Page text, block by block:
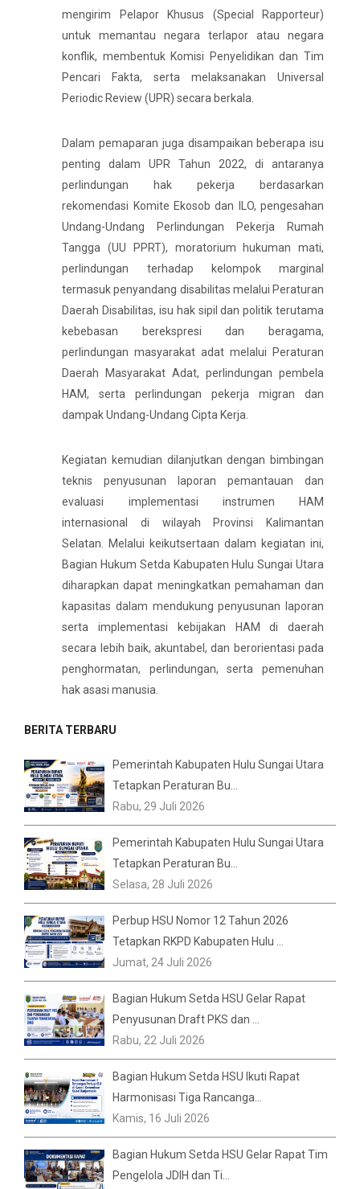
mengirim Pelapor Khusus (Special Rapporteur)
untuk memantau negara terlapor atau negara
konflik, membentuk Komisi Penyelidikan dan Tim
Pencari Fakta, serta melaksanakan Universal
Periodic Review (UPR) secara berkala.
Dalam pemaparan juga disampaikan beberapa isu
penting dalam UPR Tahun 2022, di antaranya
perlindungan hak pekerja berdasarkan
rekomendasi Komite Ekosob dan ILO, pengesahan
Undang-Undang Perlindungan Pekerja Rumah
Tangga (UU PPRT), moratorium hukuman mati,
perlindungan terhadap kelompok marginal
termasuk penyandang disabilitas melalui Peraturan
Daerah Disabilitas, isu hak sipil dan politik terutama
kebebasan berekspresi dan beragama,
perlindungan masyarakat adat melalui Peraturan
Daerah Masyarakat Adat, perlindungan pembela
HAM, serta perlindungan pekerja migran dan
dampak Undang-Undang Cipta Kerja.
Kegiatan kemudian dilanjutkan dengan bimbingan
teknis penyusunan laporan pemantauan dan
evaluasi implementasi instrumen HAM
internasional di wilayah Provinsi Kalimantan
Selatan. Melalui keikutsertaan dalam kegiatan ini,
Bagian Hukum Setda Kabupaten Hulu Sungai Utara
diharapkan dapat meningkatkan pemahaman dan
kapasitas dalam mendukung penyusunan laporan
serta implementasi kebijakan HAM di daerah
secara lebih baik, akuntabel, dan berorientasi pada
penghormatan, perlindungan, serta pemenuhan
hak asasi manusia.
BERITA TERBARU
Pemerintah Kabupaten Hulu Sungai Utara
Tetapkan Peraturan Bu...
Rabu, 29 Juli 2026
Pemerintah Kabupaten Hulu Sungai Utara
Tetapkan Peraturan Bu...
Selasa, 28 Juli 2026
Perbup HSU Nomor 12 Tahun 2026
Tetapkan RKPD Kabupaten Hulu ...
Jumat, 24 Juli 2026
Bagian Hukum Setda HSU Gelar Rapat
Penyusunan Draft PKS dan ...
Rabu, 22 Juli 2026
Bagian Hukum Setda HSU Ikuti Rapat
Harmonisasi Tiga Rancanga...
Kamis, 16 Juli 2026
Bagian Hukum Setda HSU Gelar Rapat Tim
Pengelola JDIH dan Ti...